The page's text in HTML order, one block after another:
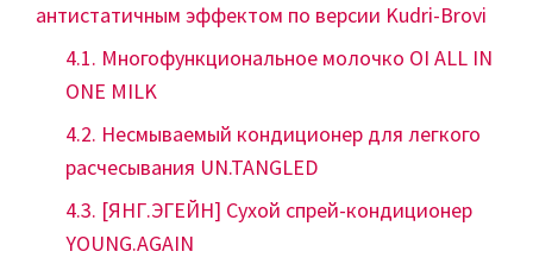
антистатичным эффектом по версии Kudri-Brovi
Многофункциональное молочко OI ALL IN
ONE MILK
Несмываемый кондиционер для легкого
расчесывания UN.TANGLED
[ЯНГ.ЭГЕЙН] Сухой спрей-кондиционер
YOUNG.AGAIN